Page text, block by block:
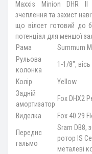
Maxxis Minion DHR II
зчеплення та захист
що вілсет готовий до
потенціал для меншої
Рама
Summum
Рульова
колонка
1-1/8",
Колір
Yellow
Задній
амортизатор
Fox DHX2
Виделка Fox 40 29
Переднє
гальмо
Sram DB8,
ротор IS
металеві